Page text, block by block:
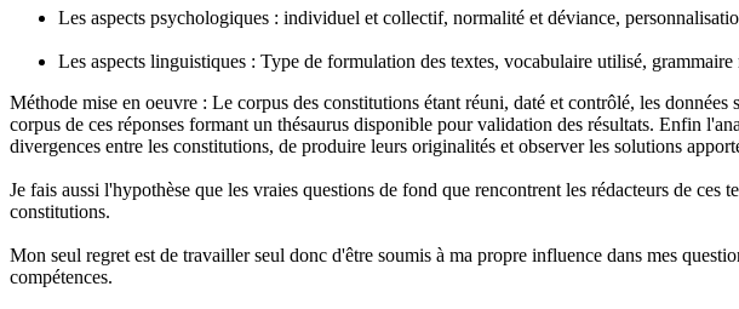
Les aspects psychologiques : individuel et collectif, normalité et déviance,
Les aspects linguistiques : Type de formulation des textes, vocabulaire utilisé,
Méthode mise en oeuvre : Le corpus des constitutions étant réuni, daté et contrôlé, les
corpus de ces réponses formant un thésaurus disponible pour validation des résultats. Enfin
divergences entre les constitutions, de produire leurs originalités et observer les solutions
Je fais aussi l'hypothèse que les vraies questions de fond que rencontrent les rédacteurs de
constitutions.
Mon seul regret est de travailler seul donc d'être soumis à ma propre influence dans mes
compétences.